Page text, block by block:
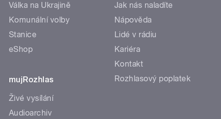
Válka na Ukrajině
Komunální volby
Stanice
eShop
mujRozhlas
Živé vysílání
Audioarchiv
Jak nás naladíte
Nápověda
Lidé v rádiu
Kariéra
Kontakt
Rozhlasový poplatek